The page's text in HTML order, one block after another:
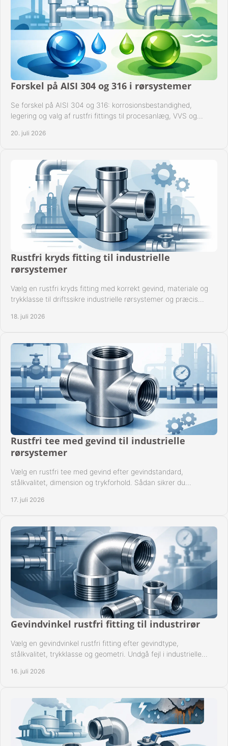
Forskel på AISI 304 og 316 i rørsystemer
Se forskel på AISI 304 og 316: korrosionsbestandighed,
legering og valg af rustfri fittings til procesanlæg, VVS og
20. juli 2026
Rustfri kryds fitting til industrielle
rørsystemer
Vælg en rustfri kryds fitting med korrekt gevind, materiale og
trykklasse til driftssikre industrielle rørsystemer og præcis
18. juli 2026
Rustfri tee med gevind til industrielle
rørsystemer
Vælg en rustfri tee med gevind efter gevindstandard,
stålkvalitet, dimension og trykforhold. Sådan sikrer du
17. juli 2026
Gevindvinkel rustfri fitting til industrirør
Vælg en gevindvinkel rustfri fitting efter gevindtype,
stålkvalitet, trykklasse og geometri. Undgå fejl i industrielle
16. juli 2026